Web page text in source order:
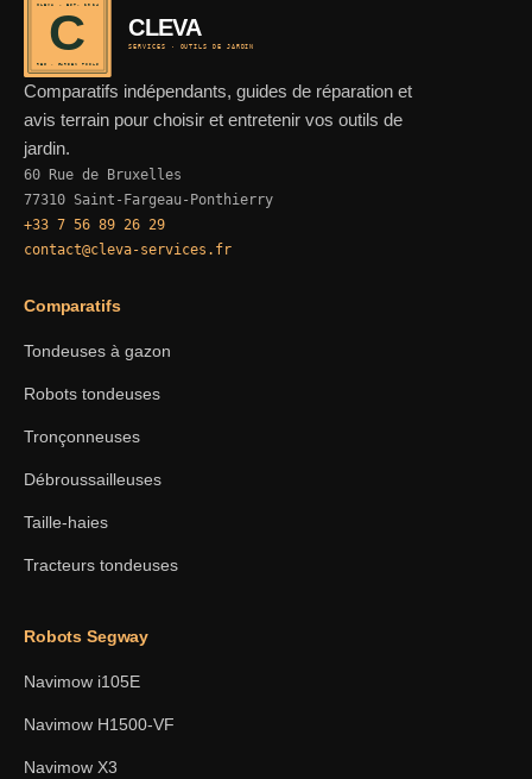
C
CLEVA · EST. 2024
REF · GARDEN TOOLS
CLEVA
SERVICES · OUTILS DE JARDIN
Comparatifs indépendants, guides de réparation et
avis terrain pour choisir et entretenir vos outils de
jardin.
60 Rue de Bruxelles
77310 Saint-Fargeau-Ponthierry
+33 7 56 89 26 29
contact@cleva-services.fr
Comparatifs
Tondeuses à gazon
Robots tondeuses
Tronçonneuses
Débroussailleuses
Taille-haies
Tracteurs tondeuses
Robots Segway
Navimow i105E
Navimow H1500-VF
Navimow X3